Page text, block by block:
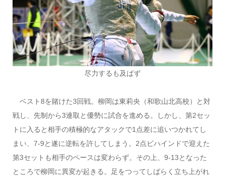
尽力するも及ばず
ベスト8を賭けた3回戦。柳岡は東莉央（和歌山北高校）と対
戦し、先制から3連取と優勢に試合を進める。しかし、第2セッ
トに入ると相手の積極的なアタックで1点差に追いつかれてし
まい、7-9と遂に逆転を許してしまう。2点ビハインドで迎えた
第3セットも相手のペースは変わらず。その上、9-13となった
ところで柳岡に異変が起きる。足をつってしばらく立ち上がれ